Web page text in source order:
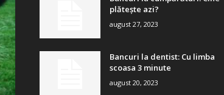
plătește azi?
august 27, 2023
Bancuri la dentist: Cu limba
scoasa 3 minute
august 20, 2023